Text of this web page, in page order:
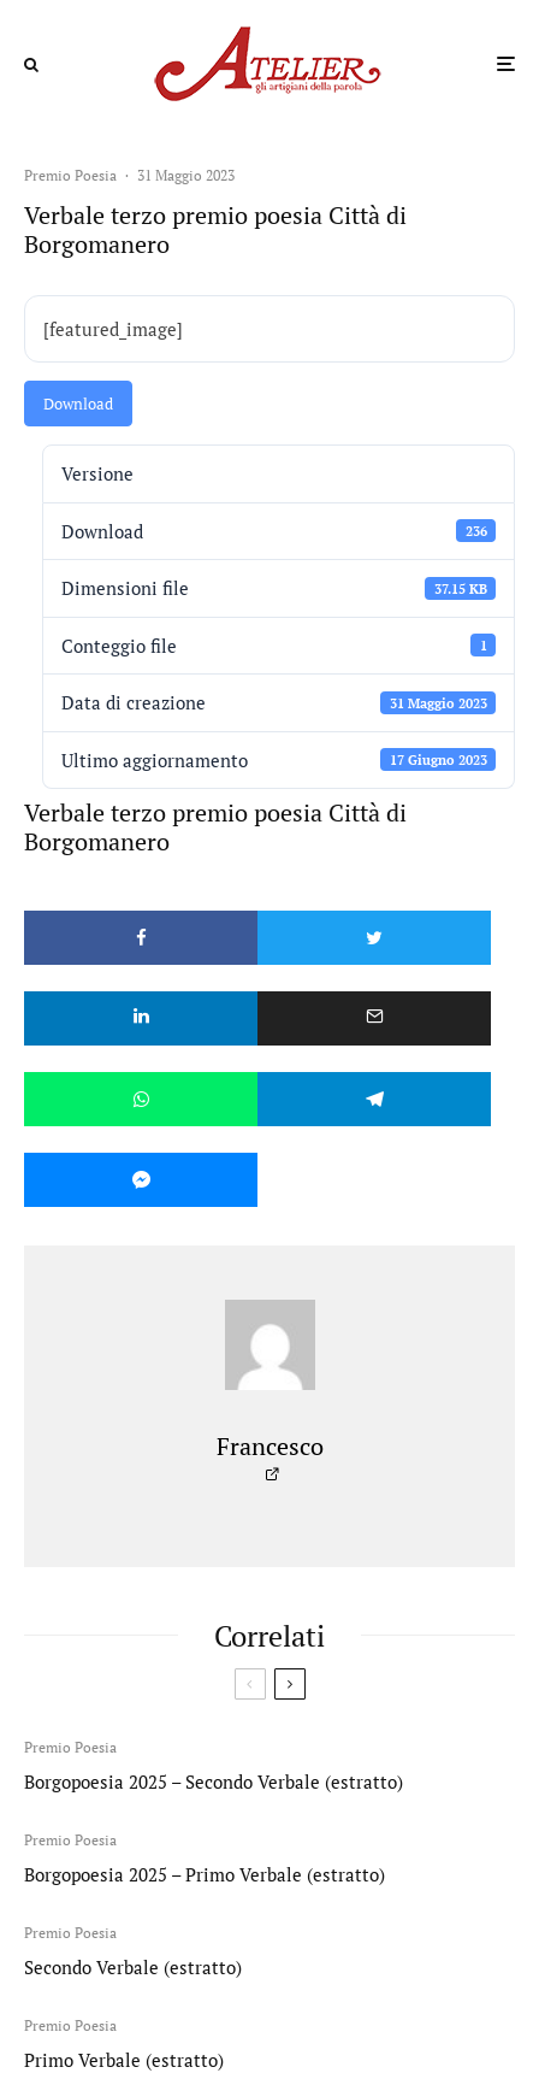
Premio Poesia · 31 Maggio 2023
Verbale terzo premio poesia Città di
Borgomanero
[featured_image]
Download
Versione
Download 236
Dimensioni file 37.15 KB
Conteggio file 1
Data di creazione 31 Maggio 2023
Ultimo aggiornamento 17 Giugno 2023
Verbale terzo premio poesia Città di
Borgomanero
Francesco
Correlati
Premio Poesia
Borgopoesia 2025 – Secondo Verbale (estratto)
Premio Poesia
Borgopoesia 2025 – Primo Verbale (estratto)
Premio Poesia
Secondo Verbale (estratto)
Premio Poesia
Primo Verbale (estratto)